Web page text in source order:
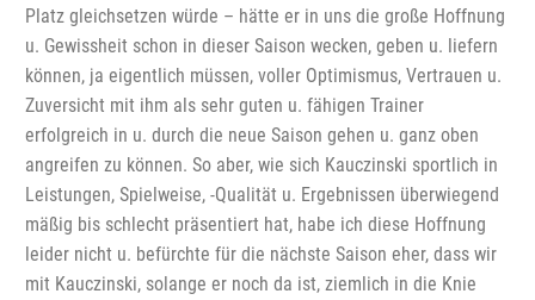
Platz gleichsetzen würde – hätte er in uns die große Hoffnung
u. Gewissheit schon in dieser Saison wecken, geben u. liefern
können, ja eigentlich müssen, voller Optimismus, Vertrauen u.
Zuversicht mit ihm als sehr guten u. fähigen Trainer
erfolgreich in u. durch die neue Saison gehen u. ganz oben
angreifen zu können. So aber, wie sich Kauczinski sportlich in
Leistungen, Spielweise, -Qualität u. Ergebnissen überwiegend
mäßig bis schlecht präsentiert hat, habe ich diese Hoffnung
leider nicht u. befürchte für die nächste Saison eher, dass wir
mit Kauczinski, solange er noch da ist, ziemlich in die Knie